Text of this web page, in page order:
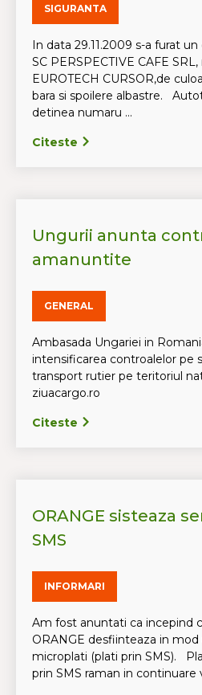
SIGURANTA
In data 29.11.2009 s-a furat
SC PERSPECTIVE CAFE
EUROTECH CURSOR,de
bara si spoilere albastre.
detinea numaru ...
Citeste
Ungurii anunta
amanuntite
GENERAL
Ambasada Ungariei in
intensificarea controalelor pe
transport rutier pe teritoriul
ziuacargo.ro
Citeste
ORANGE sisteaza
SMS
INFORMARI
Am fost anuntati ca incepind
ORANGE desfiinteaza in mod
microplati (plati prin SMS).
prin SMS raman in continuare